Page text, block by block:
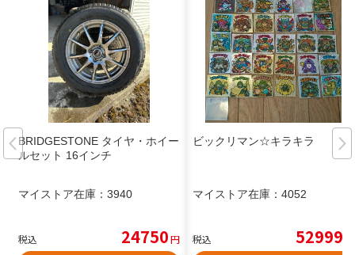
BRIDGESTONE タイヤ・ホイー
ルセット 16インチ
マイストア在庫： 3940
税込 24750円
ビックリマン☆キラキラ
マイストア在庫： 4052
税込 52999